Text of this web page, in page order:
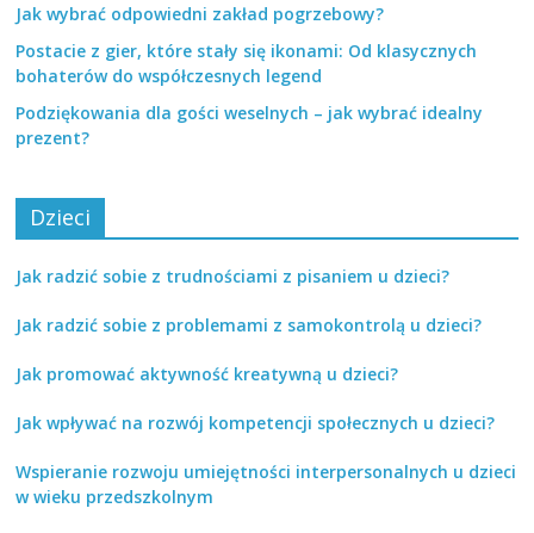
Jak wybrać odpowiedni zakład pogrzebowy?
Postacie z gier, które stały się ikonami: Od klasycznych
bohaterów do współczesnych legend
Podziękowania dla gości weselnych – jak wybrać idealny
prezent?
Dzieci
Jak radzić sobie z trudnościami z pisaniem u dzieci?
Jak radzić sobie z problemami z samokontrolą u dzieci?
Jak promować aktywność kreatywną u dzieci?
Jak wpływać na rozwój kompetencji społecznych u dzieci?
Wspieranie rozwoju umiejętności interpersonalnych u dzieci
w wieku przedszkolnym